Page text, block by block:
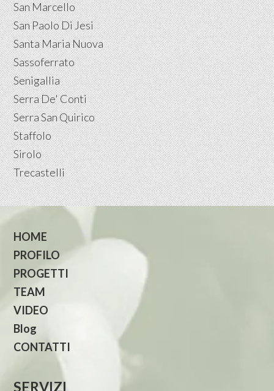
San Marcello
San Paolo Di Jesi
Santa Maria Nuova
Sassoferrato
Senigallia
Serra De' Conti
Serra San Quirico
Staffolo
Sirolo
Trecastelli
HOME
PROFILO
PROGETTI
TEAM
VIDEO
Blog
CONTATTI
SERVIZI